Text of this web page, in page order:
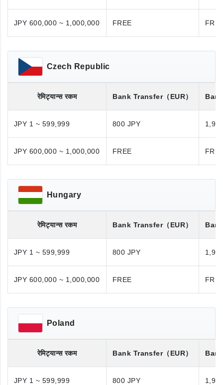
JPY 600,000 ~ 1,000,000 FREE
Czech Republic
रेमिट्यान्स रकम Bank Transfer（EUR）
JPY 1 ~ 599,999 800 JPY
JPY 600,000 ~ 1,000,000 FREE
Hungary
रेमिट्यान्स रकम Bank Transfer（EUR）
JPY 1 ~ 599,999 800 JPY
JPY 600,000 ~ 1,000,000 FREE
Poland
रेमिट्यान्स रकम Bank Transfer（EUR）
JPY 1 ~ 599,999 800 JPY